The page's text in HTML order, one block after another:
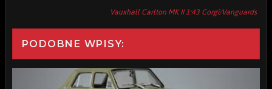
Vauxhall Carlton MK II 1:43 Corgi/Vanguards
PODOBNE WPISY: